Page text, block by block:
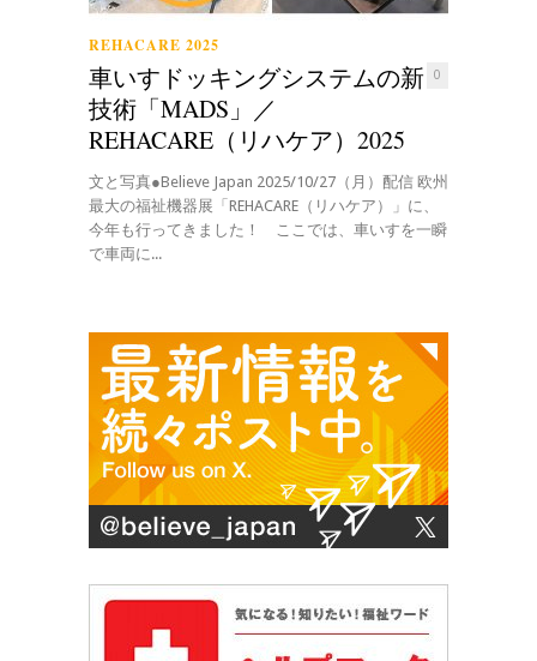
REHACARE 2025
0
車いすドッキングシステムの新
技術「MADS」／
REHACARE（リハケア）2025
文と写真●Believe Japan 2025/10/27（月）配信 欧州
最大の福祉機器展「REHACARE（リハケア）」に、
今年も行ってきました！ ここでは、車いすを一瞬
で車両に...